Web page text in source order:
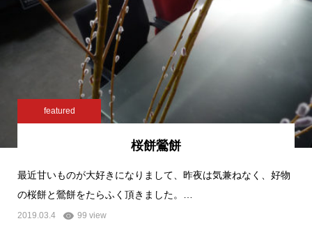
featured
桜餅鶯餅
最近甘いものが大好きになりまして、昨夜は気兼ねなく、好物
の桜餅と鶯餅をたらふく頂きました。…
2019.03.4 99 view